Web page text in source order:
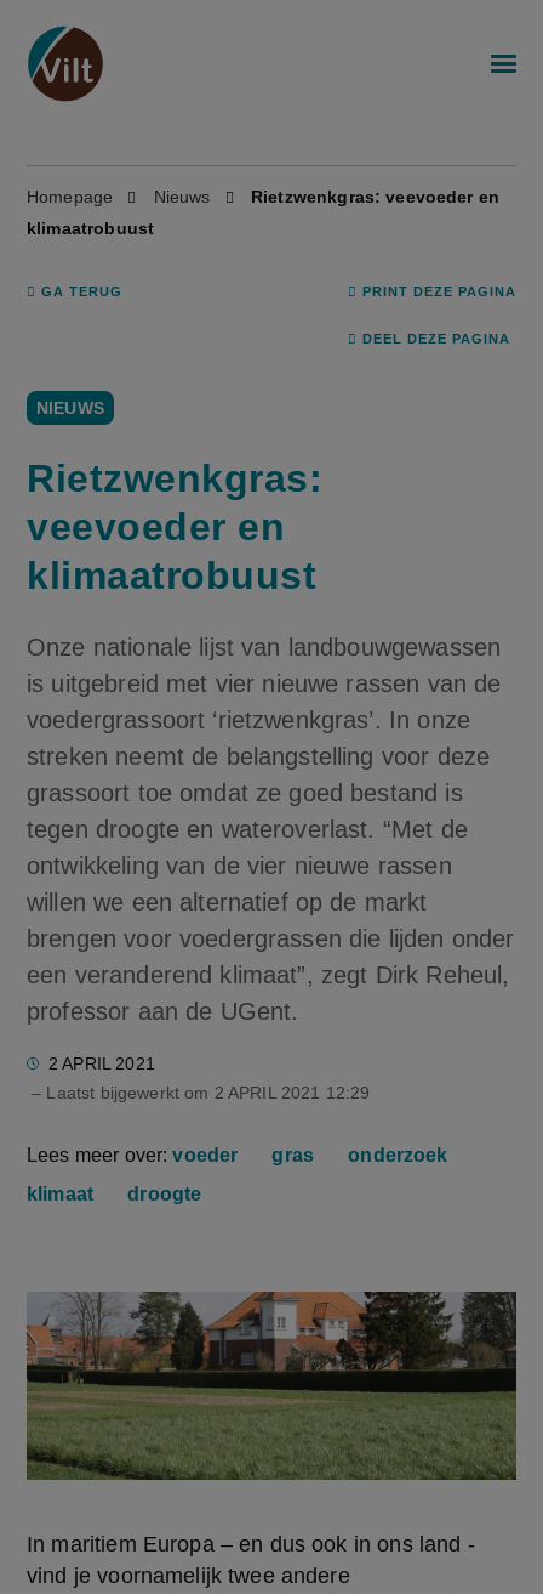
Homepage Nieuws
Rietzwenkgras: veevoeder en
klimaatrobuust
GA TERUG PRINT DEZE PAGINA
DEEL DEZE PAGINA
NIEUWS
Rietzwenkgras:
veevoeder en
klimaatrobuust
Onze nationale lijst van landbouwgewassen
is uitgebreid met vier nieuwe rassen van de
voedergrassoort ‘rietzwenkgras’. In onze
streken neemt de belangstelling voor deze
grassoort toe omdat ze goed bestand is
tegen droogte en wateroverlast. “Met de
ontwikkeling van de vier nieuwe rassen
willen we een alternatief op de markt
brengen voor voedergrassen die lijden onder
een veranderend klimaat”, zegt Dirk Reheul,
professor aan de UGent.
2 APRIL 2021
– Laatst bijgewerkt om 2 APRIL 2021 12:29
Lees meer over:voeder gras
onderzoek
klimaat
droogte
In maritiem Europa – en dus ook in ons land -
vind je voornamelijk twee andere